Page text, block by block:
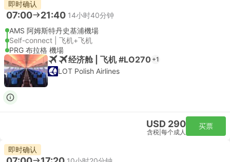
即时确认
07:00 21:40 14小时40分钟
AMS 阿姆斯特丹史基浦機場
Self-connect | 飞机+飞机
PRG 布拉格 機場
经济舱 | 飞机 #LO270 +1
LOT Polish Airlines
USD 290
含税 每个成人
买票
即时确认